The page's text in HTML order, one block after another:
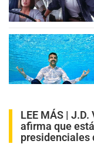
LEE MÁS | J.D.
afirma que
presidenciales